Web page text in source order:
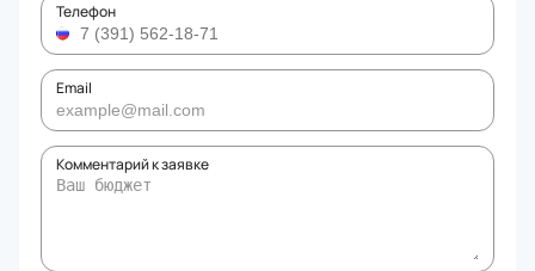
Телефон
Email
Комментарий к заявке